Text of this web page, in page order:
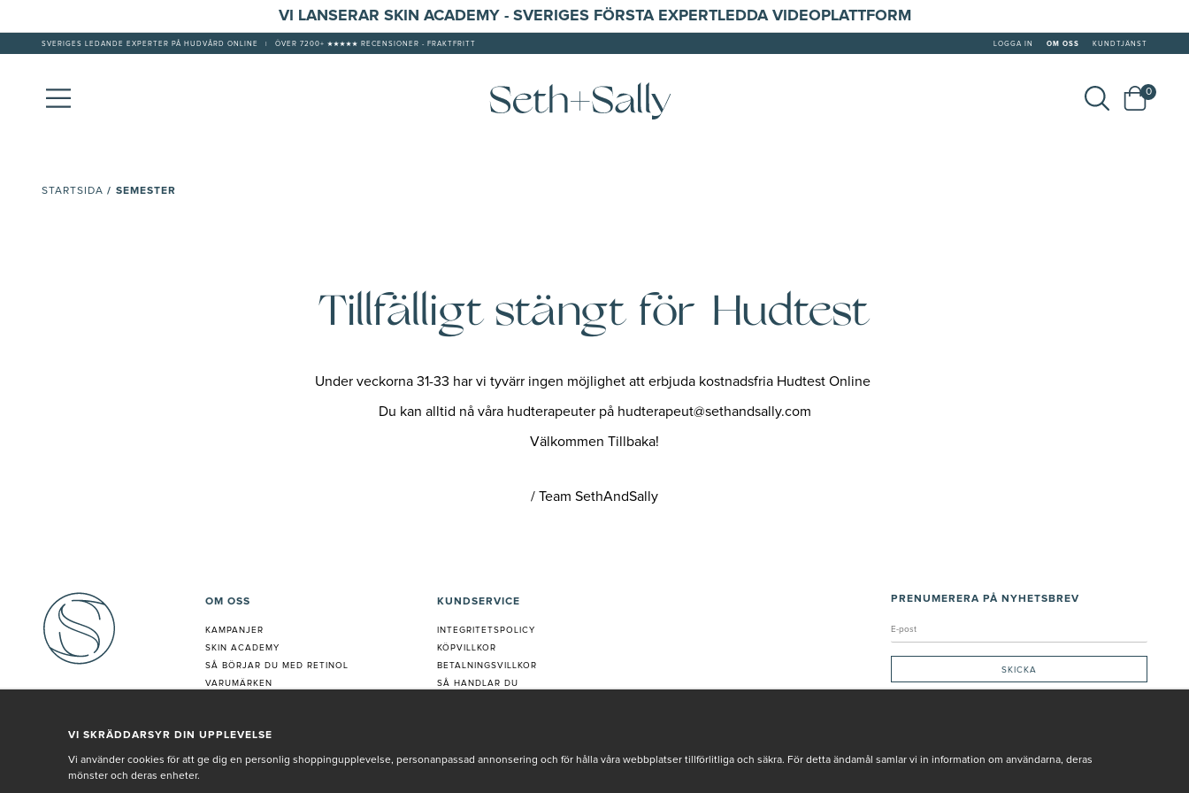
VI LANSERAR SKIN ACADEMY - SVERIGES FÖRSTA EXPERTLEDDA VIDEOPLATTFORM
SVERIGES LEDANDE EXPERTER PÅ HUDVÅRD ONLINE ÖVER 7200+ ★★★★★ RECENSIONER - FRAKTFRITT LOGGA IN OM OSS KUNDTJÄNST
0
STARTSIDA / SEMESTER
Tillfälligt stängt för Hudtest
Under veckorna 31-33 har vi tyvärr ingen möjlighet att erbjuda kostnadsfria Hudtest Online
Du kan alltid nå våra hudterapeuter på hudterapeut@sethandsally.com
Välkommen Tillbaka!
/ Team SethAndSally
OM OSS
KAMPANJER
SKIN ACADEMY
SÅ BÖRJAR DU MED RETINOL
VARUMÄRKEN
VÅR PERSONAL
KUNDSERVICE
INTEGRITETSPOLICY
KÖPVILLKOR
BETALNINGSVILLKOR
SÅ HANDLAR DU
REKLAMATION
PRENUMERERA PÅ NYHETSBREV
VI SKRÄDDARSYR DIN UPPLEVELSE
Vi använder cookies för att ge dig en personlig shoppingupplevelse, personanpassad annonsering och för hålla våra webbplatser tillförlitliga och säkra. För detta ändamål samlar vi in information om användarna, deras
mönster och deras enheter.